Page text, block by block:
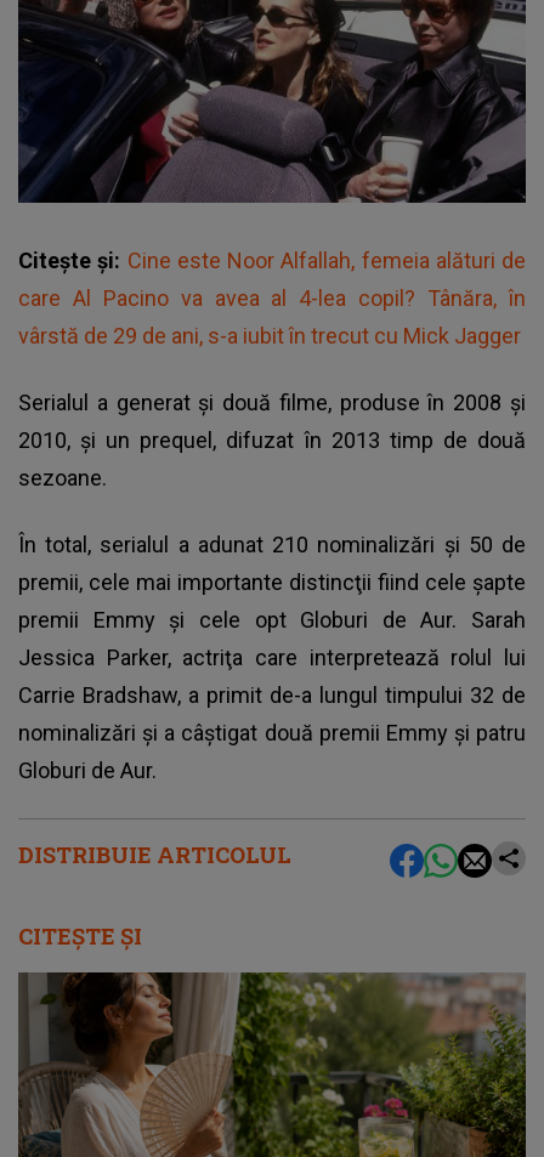
DISTRIBUIE ARTICOLUL
Citește și: Cine este Noor Alfallah, femeia alături de
care Al Pacino va avea al 4-lea copil? Tânăra, în
vârstă de 29 de ani, s-a iubit în trecut cu Mick Jagger
Serialul a generat şi două filme, produse în 2008 şi
2010, şi un prequel, difuzat în 2013 timp de două
sezoane.
În total, serialul a adunat 210 nominalizări şi 50 de
premii, cele mai importante distincţii fiind cele şapte
premii Emmy şi cele opt Globuri de Aur. Sarah
Jessica Parker, actriţa care interpretează rolul lui
Carrie Bradshaw, a primit de-a lungul timpului 32 de
nominalizări şi a câştigat două premii Emmy şi patru
Globuri de Aur.
CITEȘTE ȘI